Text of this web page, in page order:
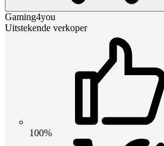
Gaming4you
Uitstekende verkoper
100%